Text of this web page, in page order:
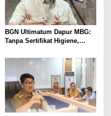
BGN Ultimatum Dapur MBG:
Tanpa Sertifikat Higiene,